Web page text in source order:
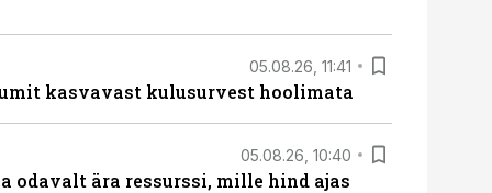
05.08.26, 11:41
kasvavast kulusurvest hoolimata
05.08.26, 10:40
odavalt ära ressurssi, mille hind ajas